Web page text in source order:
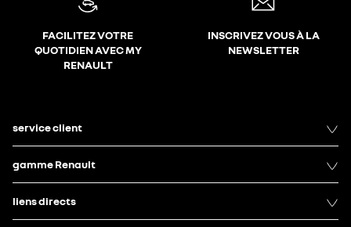
FACILITEZ VOTRE
QUOTIDIEN AVEC MY
RENAULT
INSCRIVEZ VOUS À LA
NEWSLETTER
service client
gamme Renault
liens directs